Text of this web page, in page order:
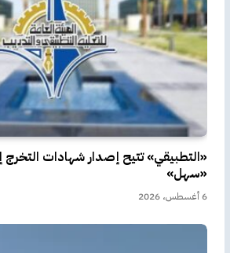
«التطبيقي» تتيح إصدار شهادات التخرج
«سهل»
6 أغسطس، 2026